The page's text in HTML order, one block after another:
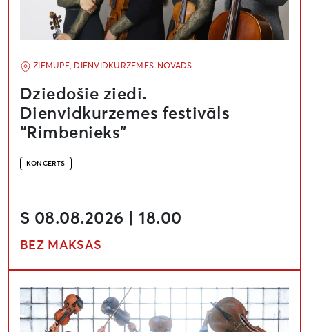
ZIEMUPE, DIENVIDKURZEMES-NOVADS
Dziedošie ziedi.
Dienvidkurzemes festivāls
“Rimbenieks”
KONCERTS
S 08.08.2026 | 18.00
BEZ MAKSAS